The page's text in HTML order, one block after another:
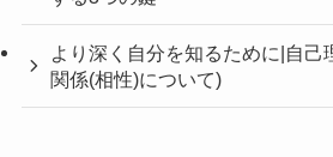
より深く自分を知るために|自己
関係(相性)について)